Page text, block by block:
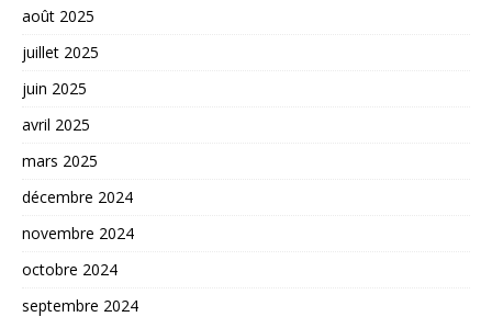
août 2025
juillet 2025
juin 2025
avril 2025
mars 2025
décembre 2024
novembre 2024
octobre 2024
septembre 2024